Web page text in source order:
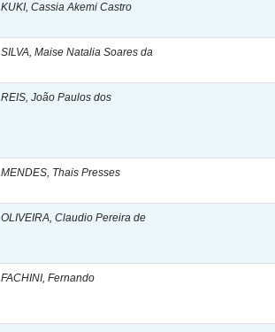
KUKI, Cassia Akemi Castro
SILVA, Maise Natalia Soares da
REIS, João Paulos dos
MENDES, Thais Presses
OLIVEIRA, Claudio Pereira de
FACHINI, Fernando